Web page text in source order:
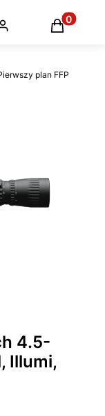
plan FFP
4.5-
Illumi,